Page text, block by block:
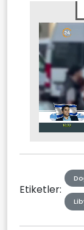
Mute
Etiketler: